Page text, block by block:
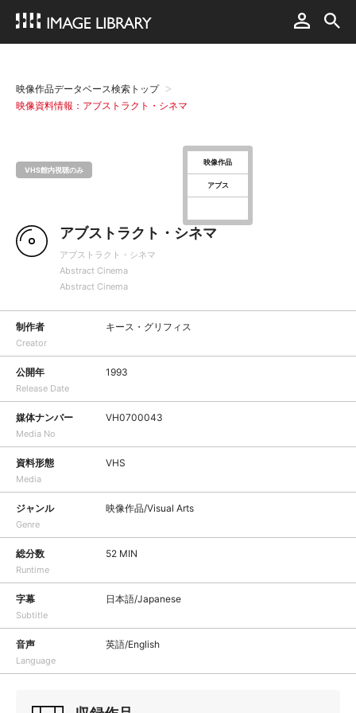
映像作品データベース検索トップ
映像資料情報：アブストラクト・シネマ
VHS館内視聴のみ
映像作品
アブス
アブストラクト・シネマ
アブストラクト・シネマ
Abstract Cinema
Abstract Cinema
制作者
Creator
キース・グリフィス
公開年
Release Date
1993
媒体ナンバー
Media No
VH0700043
資料形態
Media
VHS
ジャンル
Genre
映像作品/Visual Arts
総分数
Runtime
52 MIN
字幕
Subtitle
日本語/Japanese
音声
Language
英語/English